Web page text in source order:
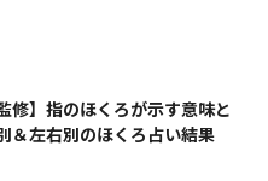
修】指のほくろが示す意味と
＆左右別のほくろ占い結果